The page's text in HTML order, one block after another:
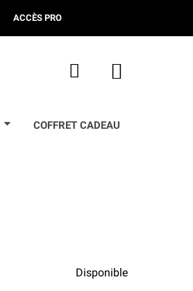
ACCÈS PRO
COFFRET CADEAU
Disponible